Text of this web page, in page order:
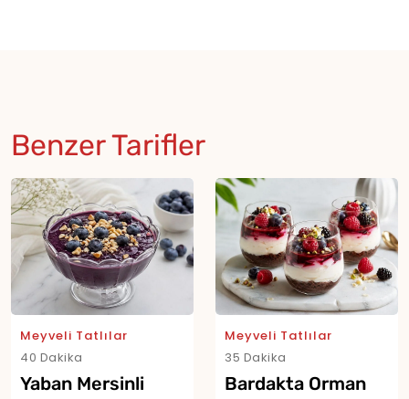
Benzer Tarifler
Meyveli Tatlılar
40 Dakika
Yaban Mersinli
Meyveli Tatlılar
35 Dakika
Bardakta Orman